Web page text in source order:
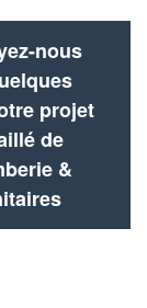
nous
projet
de
&